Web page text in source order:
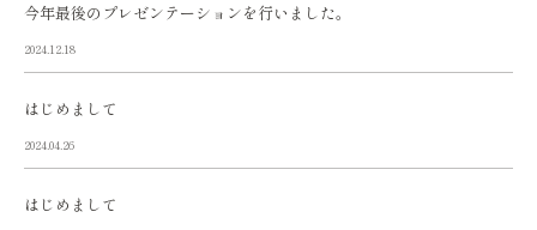
今年最後のプレゼンテーションを行いました。
2024.12.18
はじめまして
2024.04.26
はじめまして